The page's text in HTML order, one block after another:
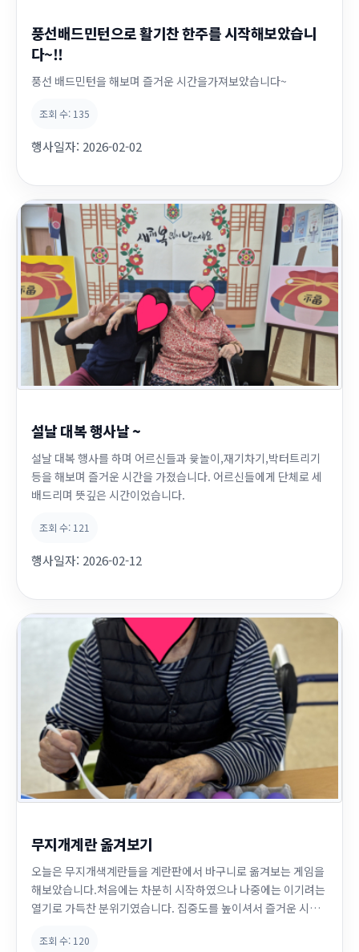
풍선배드민턴으로 활기찬 한주를 시작해보았습니
다~!!
풍선 배드민턴을 해보며 즐거운 시간을가져보았습니다~
조회 수: 135
행사일자: 2026-02-02
설날 대복 행사날 ~
설날 대복 행사를 하며 어르신들과 윷놀이,재기차기,박터트리기
등을 해보며 즐거운 시간을 가졌습니다. 어르신들에게 단체로 세
배드리며 뜻깊은 시간이었습니다.
조회 수: 121
행사일자: 2026-02-12
무지개계란 옮겨보기
오늘은 무지개색계란들을 계란판에서 바구니로 옮겨보는 게임을
해보았습니다.처음에는 차분히 시작하였으나 나중에는 이기려는
열기로 가득찬 분위기였습니다. 집중도를 높이셔서 즐거운 시간
조회 수: 120